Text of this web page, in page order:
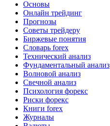
Основы
Онлайн трейдинг
Прогнозы
Советы трейдеру
Биржевые понятия
Словарь forex
Технический анализ
Фундаментальный анализ
Волновой анализ
Свечной анализ
Психология форекс
Риски форекс
Книги forex
Журналы